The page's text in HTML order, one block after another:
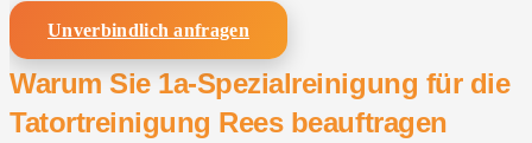
Unverbindlich anfragen
Warum Sie 1a-Spezialreinigung für die
Tatortreinigung Rees beauftragen